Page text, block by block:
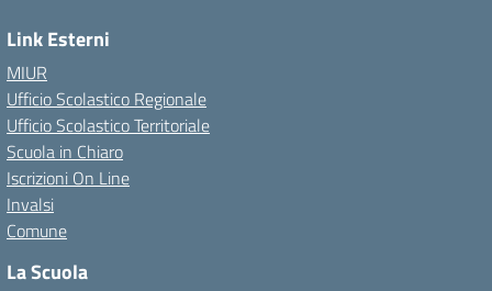
Link Esterni
MIUR
Ufficio Scolastico Regionale
Ufficio Scolastico Territoriale
Scuola in Chiaro
Iscrizioni On Line
Invalsi
Comune
La Scuola